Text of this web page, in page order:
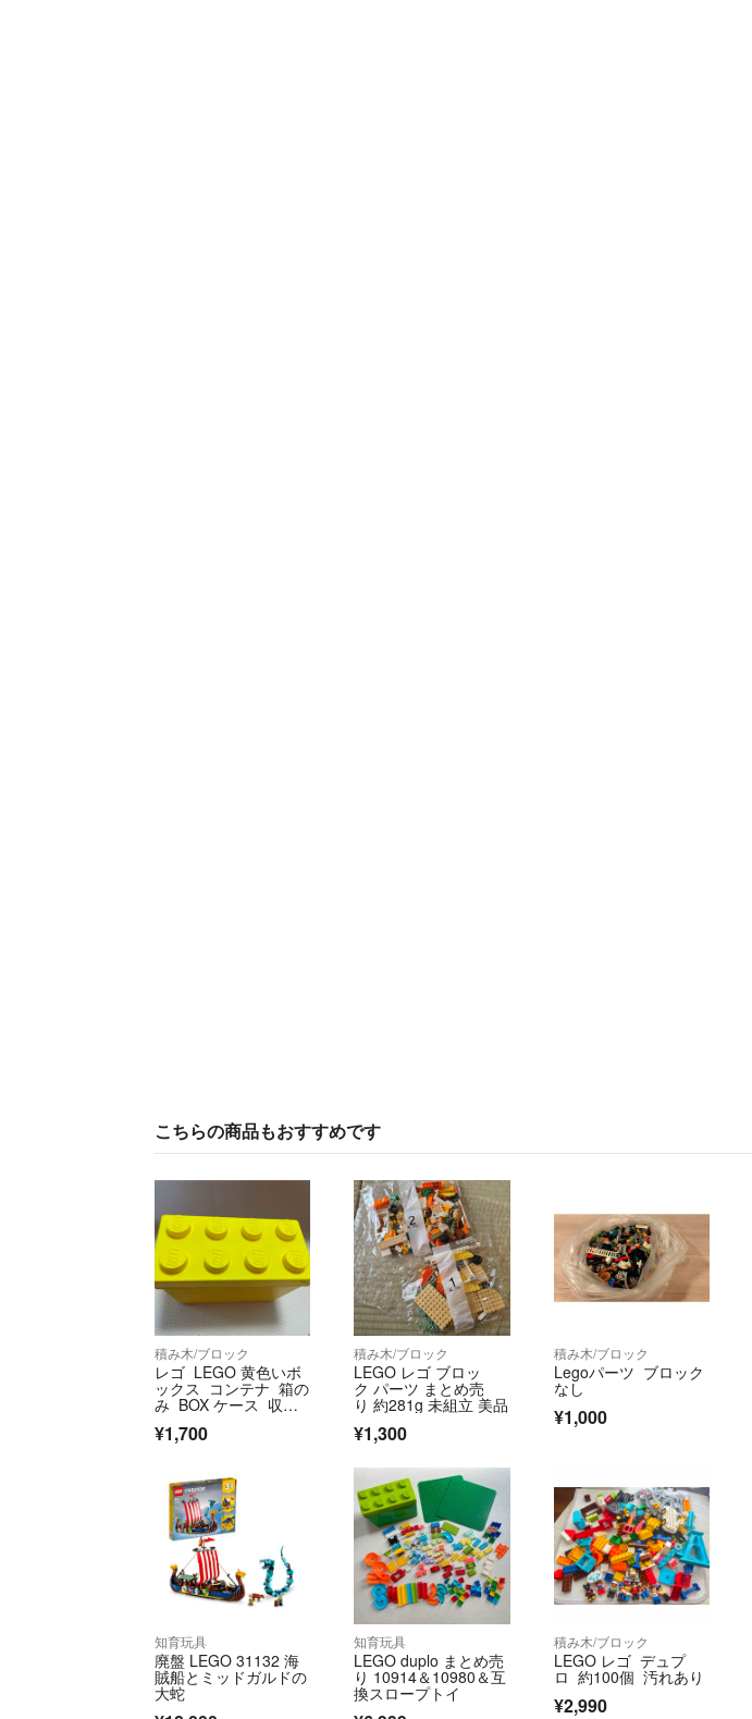
こちらの商品もおすすめです
積み木/ブロック
レゴ LEGO 黄色いボ
ックス コンテナ 箱の
み BOX ケース 収納
¥1,700
積み木/ブロック
LEGO レゴ ブロッ
ク パーツ まとめ売
り 約281g 未組立 美品
¥1,300
積み木/ブロック
Legoパーツ ブロック
なし
¥1,000
知育玩具
廃盤 LEGO 31132 海
賊船とミッドガルドの
大蛇
知育玩具
LEGO duplo まとめ売
り 10914＆10980＆互
換スロープトイ
積み木/ブロック
LEGO レゴ デュプ
ロ 約100個 汚れあり
¥2,990